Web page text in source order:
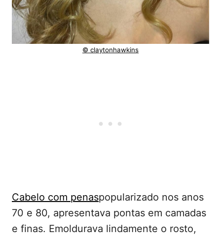
© claytonhawkins
Cabelo com penaspopularizado nos anos
70 e 80, apresentava pontas em camadas
e finas. Emoldurava lindamente o rosto,